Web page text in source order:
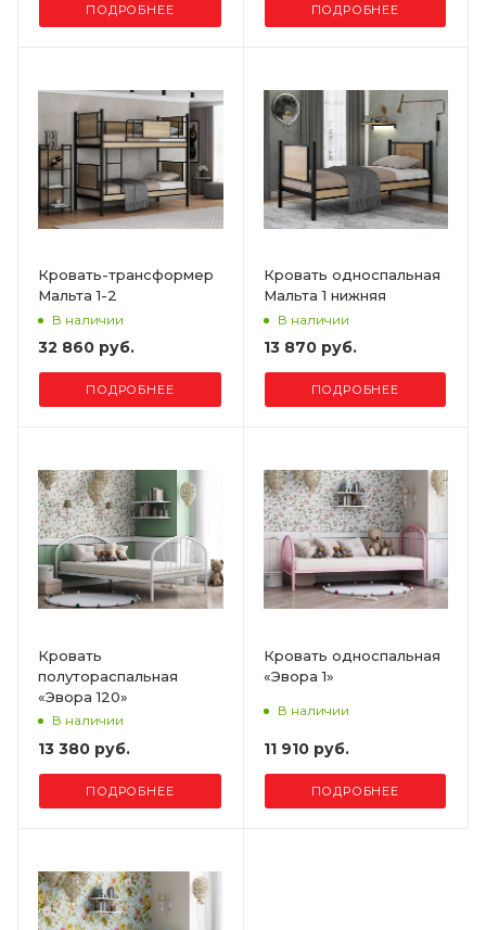
ПОДРОБНЕЕ ПОДРОБНЕЕ
Кровать-трансформер
Мальта 1-2
В наличии
32 860 руб.
ПОДРОБНЕЕ
Кровать односпальная
Мальта 1 нижняя
В наличии
13 870 руб.
ПОДРОБНЕЕ
Кровать
полутораспальная
«Эвора 120»
В наличии
13 380 руб.
ПОДРОБНЕЕ
Кровать односпальная
«Эвора 1»
В наличии
11 910 руб.
ПОДРОБНЕЕ